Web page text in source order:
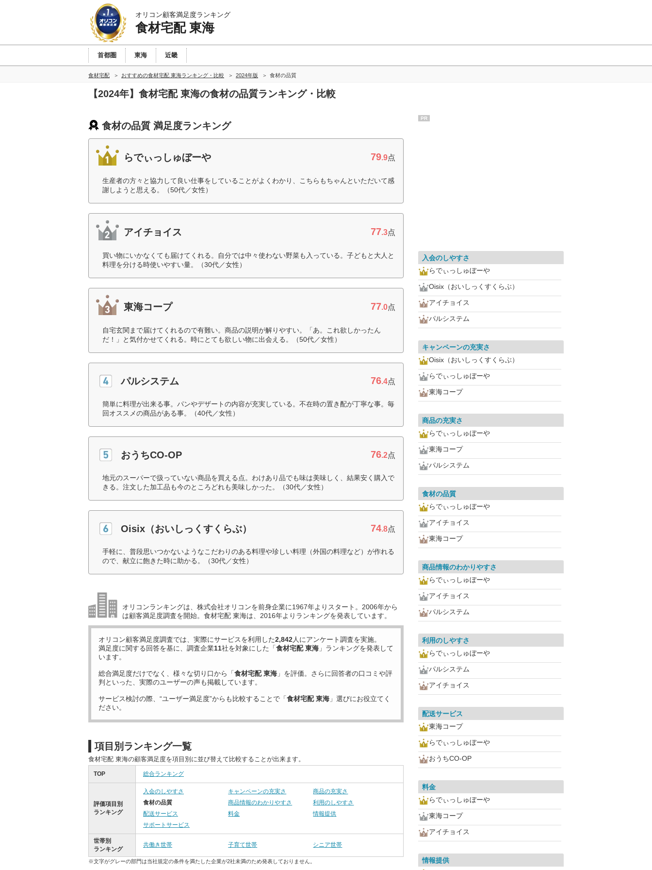
オリコン顧客満足度ランキング
食材宅配 東海
首都圏 東海 近畿
食材宅配 おすすめの食材宅配 東海ランキング・比較 2024年版 食材の品質
【2024年】食材宅配 東海の食材の品質ランキング・比較
食材の品質 満足度ランキング
らでぃっしゅぼーや 79.9点
生産者の方々と協力して良い仕事をしていることがよくわかり、こちらもちゃんといただいて感
謝しようと思える。（50代／女性）
アイチョイス 77.3点
買い物にいかなくても届けてくれる。自分では中々使わない野菜も入っている。子どもと大人と
料理を分ける時使いやすい量。（30代／女性）
東海コープ 77.0点
自宅玄関まで届けてくれるので有難い。商品の説明が解りやすい。「あ。これ欲しかったん
だ！」と気付かせてくれる。時にとても欲しい物に出会える。（50代／女性）
パルシステム 76.4点
簡単に料理が出来る事。パンやデザートの内容が充実している。不在時の置き配が丁寧な事。毎
回オススメの商品がある事。（40代／女性）
おうちCO-OP 76.2点
地元のスーパーで扱っていない商品を買える点。わけあり品でも味は美味しく、結果安く購入で
きる。注文した加工品も今のところどれも美味しかった。（30代／女性）
Oisix（おいしっくすくらぶ） 74.8点
手軽に、普段思いつかないようなこだわりのある料理や珍しい料理（外国の料理など）が作れる
ので、献立に飽きた時に助かる。（30代／女性）
オリコンランキングは、株式会社オリコンを前身企業に1967年よりスタート。2006年から
は顧客満足度調査を開始。食材宅配 東海は、2016年よりランキングを発表しています。
オリコン顧客満足度調査では、実際にサービスを利用した2,842人にアンケート調査を実施。
満足度に関する回答を基に、調査企業11社を対象にした「食材宅配 東海 」ランキングを発表して
います。
総合満足度だけでなく、様々な切り口から「食材宅配 東海 」を評価。さらに回答者の口コミや評
判といった、実際のユーザーの声も掲載しています。
サービス検討の際、“ユーザー満足度”からも比較することで「食材宅配 東海 」選びにお役立てく
ださい。
項目別ランキング一覧
食材宅配 東海の顧客満足度を項目別に並び替えて比較することが出来ます。
TOP 総合ランキング
評価項目別
ランキング
入会のしやすさ キャンペーンの充実さ
商品の充実さ
食材の品質
商品情報のわかりやすさ
利用のしやすさ
配送サービス
料金
情報提供
サポートサービス
世帯別
ランキング
共働き世帯 子育て世帯 シニア世帯
※文字がグレーの部門は当社規定の条件を満たした企業が2社未満のため発表しておりません。
PR
入会のしやすさ
らでぃっしゅぼーや
Oisix（おいしっくすくらぶ）
アイチョイス
パルシステム
キャンペーンの充実さ
Oisix（おいしっくすくらぶ）
らでぃっしゅぼーや
東海コープ
商品の充実さ
らでぃっしゅぼーや
東海コープ
パルシステム
食材の品質
らでぃっしゅぼーや
アイチョイス
東海コープ
商品情報のわかりやすさ
らでぃっしゅぼーや
アイチョイス
パルシステム
利用のしやすさ
らでぃっしゅぼーや
パルシステム
アイチョイス
配送サービス
東海コープ
らでぃっしゅぼーや
おうちCO-OP
料金
らでぃっしゅぼーや
東海コープ
アイチョイス
情報提供